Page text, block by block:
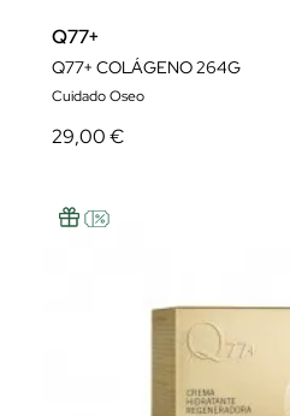
Q77+
Q77+ COLÁGENO 264G
Cuidado Oseo
29,00 €